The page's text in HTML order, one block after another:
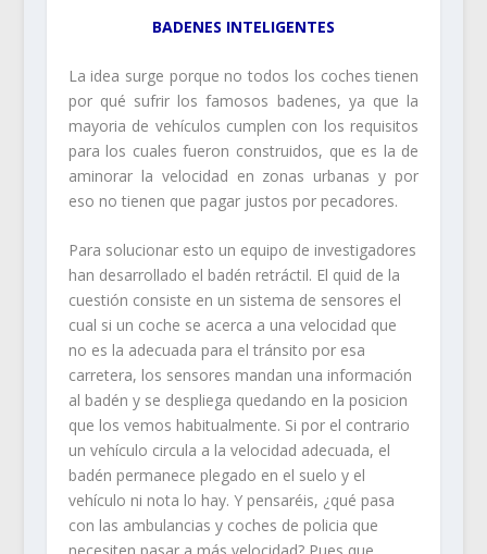
BADENES INTELIGENTES
La idea surge porque no todos los coches tienen
por qué sufrir los famosos badenes, ya que la
mayoria de vehículos cumplen con los requisitos
para los cuales fueron construidos, que es la de
aminorar la velocidad en zonas urbanas y por
eso no tienen que pagar justos por pecadores.
Para solucionar esto un equipo de investigadores
han desarrollado el badén retráctil. El quid de la
cuestión consiste en un sistema de sensores el
cual si un coche se acerca a una velocidad que
no es la adecuada para el tránsito por esa
carretera, los sensores mandan una información
al badén y se despliega quedando en la posicion
que los vemos habitualmente. Si por el contrario
un vehículo circula a la velocidad adecuada, el
badén permanece plegado en el suelo y el
vehículo ni nota lo hay. Y pensaréis, ¿qué pasa
con las ambulancias y coches de policia que